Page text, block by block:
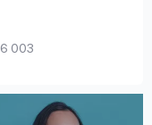
6 003